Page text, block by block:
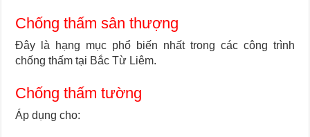
Chống thấm sân thượng
Đây là hạng mục phổ biến nhất trong các công trình
chống thấm tại Bắc Từ Liêm.
Chống thấm tường
Áp dụng cho: